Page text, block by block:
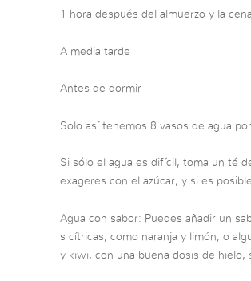
1 hora después del almuerzo y la cena
A media tarde
Antes de dormir
Solo así tenemos 8 vasos de agua
Si sólo el agua es difícil, toma un té
exageres con el azúcar, y si es
Agua con sabor: Puedes añadir un
s cítricas, como naranja y limón, o
y kiwi, con una buena dosis de hielo,